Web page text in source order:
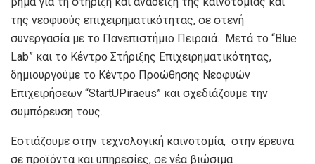
της νεοφυούς επιχειρηματικότητας, σε στενή
συνεργασία με το Πανεπιστήμιο Πειραιά. Μετά το “Βlue
Lab” και το Κέντρο Στήριξης Επιχειρηματικότητας,
δημιουργούμε το Κέντρο Προώθησης Νεοφυών
Επιχειρήσεων “StartUPiraeus” και σχεδιάζουμε την
συμπόρευση τους.
Εστιάζουμε στην τεχνολογική καινοτομία, στην έρευνα
σε προϊόντα και υπηρεσίες, σε νέα βιώσιμα